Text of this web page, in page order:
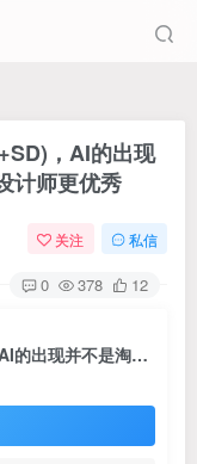
，AI的出现
计师更优秀
关注 私信
0 378 12
AIGC商业设计应用系统课程(MJ+SD)，AI的出现并不是淘汰设计师，而是让好的设计师更优秀